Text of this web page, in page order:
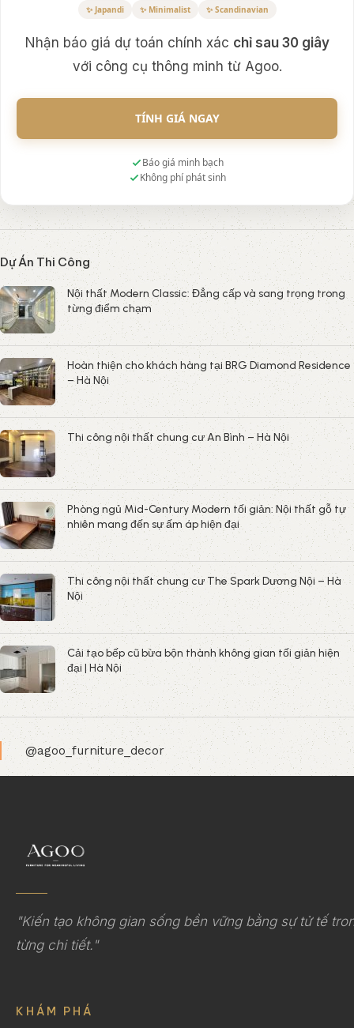
✨ Japandi ✨ Minimalist ✨ Scandinavian
Nhận báo giá dự toán chính xác chỉ sau 30 giây
với công cụ thông minh từ Agoo.
TÍNH GIÁ NGAY
Báo giá minh bạch
Không phí phát sinh
Dự Án Thi Công
Nội thất Modern Classic: Đẳng cấp và sang trọng trong
từng điểm chạm
Hoàn thiện cho khách hàng tại BRG Diamond Residence
– Hà Nội
Thi công nội thất chung cư An Bình – Hà Nội
Phòng ngủ Mid-Century Modern tối giản: Nội thất gỗ tự
nhiên mang đến sự ấm áp hiện đại
Thi công nội thất chung cư The Spark Dương Nội – Hà
Nội
Cải tạo bếp cũ bừa bộn thành không gian tối giản hiện
đại | Hà Nội
@agoo_furniture_decor
"Kiến tạo không gian sống bền vững bằng sự tử tế
từng chi tiết."
KHÁM PHÁ